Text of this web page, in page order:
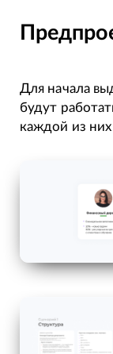
Для начала
будут
каждой из